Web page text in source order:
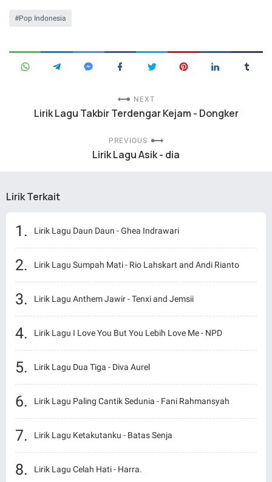
Pop Indonesia
NEXT
Lirik Lagu Takbir Terdengar Kejam - Dongker
PREVIOUS
Lirik Lagu Asik - dia
Lirik Terkait
Lirik Lagu Daun Daun - Ghea Indrawari
Lirik Lagu Sumpah Mati - Rio Lahskart and Andi Rianto
Lirik Lagu Anthem Jawir - Tenxi and Jemsii
Lirik Lagu I Love You But You Lebih Love Me - NPD
Lirik Lagu Dua Tiga - Diva Aurel
Lirik Lagu Paling Cantik Sedunia - Fani Rahmansyah
Lirik Lagu Ketakutanku - Batas Senja
Lirik Lagu Celah Hati - Harra.